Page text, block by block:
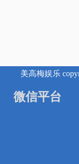
美高梅娱乐
微信平台